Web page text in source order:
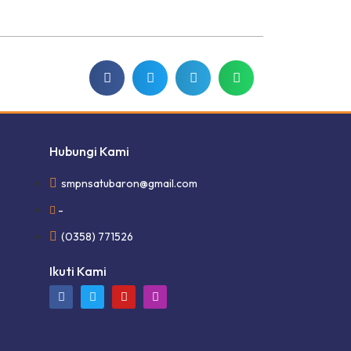
Hubungi Kami
smpnsatubaron@gmail.com
-
(0358) 771526
Ikuti Kami